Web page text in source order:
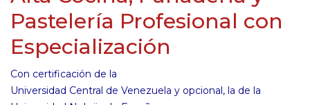
Pastelería Profesional con
Especialización
Con certificación de la
Universidad Central de Venezuela y opcional, la de la